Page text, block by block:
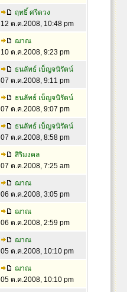
ฤทธิ์ ศรีดวง
12 ต.ค.2008, 10:48 pm
ฌาณ
10 ต.ค.2008, 9:23 pm
ธนลัทธ์ เบ็ญจนิรัตน์
07 ต.ค.2008, 9:11 pm
ธนลัทธ์ เบ็ญจนิรัตน์
07 ต.ค.2008, 9:07 pm
ธนลัทธ์ เบ็ญจนิรัตน์
07 ต.ค.2008, 8:58 pm
สิริมงคล
07 ต.ค.2008, 7:25 am
ฌาณ
06 ต.ค.2008, 3:05 pm
ฌาณ
06 ต.ค.2008, 2:59 pm
ฌาณ
05 ต.ค.2008, 10:10 pm
ฌาณ
05 ต.ค.2008, 10:10 pm